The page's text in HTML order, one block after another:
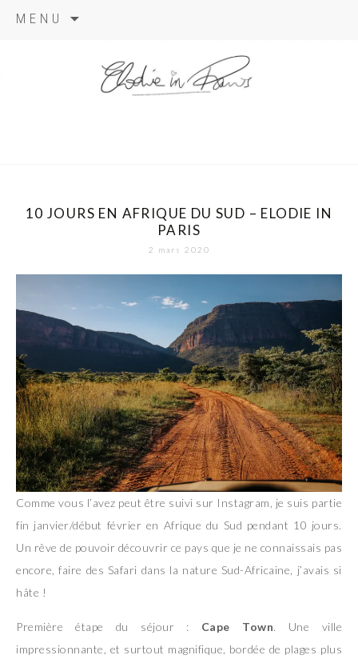
MENU
10 JOURS EN AFRIQUE DU SUD – ELODIE IN
PARIS
2 mars 2020
Comme vous l’avez peut être suivi sur Instagram, je suis partie
fin janvier/début février en Afrique du Sud pendant 10 jours.
Un rêve de pouvoir découvrir ce pays que je ne connaissais pas
encore, faire des Safari dans la nature Sud-Africaine, j’avais si
hâte !
Première étape du séjour : Cape Town. Une ville
impressionnante, et surtout magnifique, bordée de plages plus